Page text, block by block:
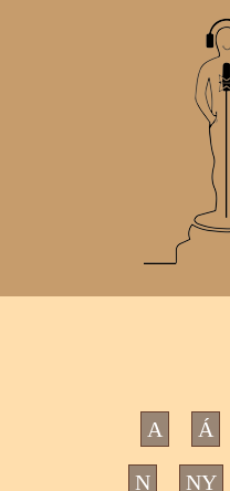
A Á
N NY